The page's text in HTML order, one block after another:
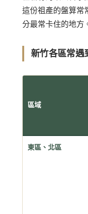
這份祖產的盤算常
分最常卡住的地方
新竹各區常遇
區域
東區、北區